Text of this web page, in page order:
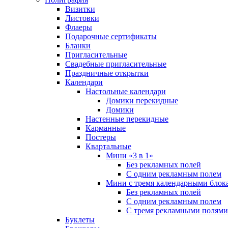
Визитки
Листовки
Флаеры
Подарочные сертификаты
Бланки
Пригласительные
Свадебные пригласительные
Праздничные открытки
Календари
Настольные календари
Домики перекидные
Домики
Настенные перекидные
Карманные
Постеры
Квартальные
Мини «3 в 1»
Без рекламных полей
С одним рекламным полем
Мини с тремя календарными
Без рекламных полей
С одним рекламным полем
С тремя рекламными полями
Буклеты